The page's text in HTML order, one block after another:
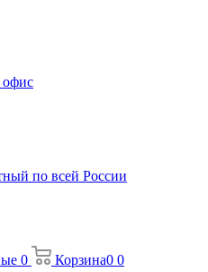
по всей России
0 Корзина0 0